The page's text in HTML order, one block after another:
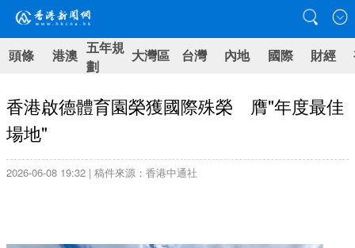
頭條 港澳 五年規
劃
大灣區 台灣 內地 國際 財經
香港啟德體育園榮獲國際殊榮 膺"年度最佳
場地"
2026-06-08 19:32 | 稿件來源：香港中通社